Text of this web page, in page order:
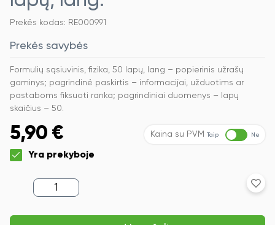
Prekės kodas: RE000991
Prekės savybės
Formulių sąsiuvinis, fizika, 50 lapų, lang – popierinis užrašų
gaminys; pagrindinė paskirtis – informacijai, užduotims ar
pastaboms fiksuoti ranka; pagrindiniai duomenys – lapų
skaičius – 50.
5,90 € Kaina su PVM Taip Ne
Yra prekyboje
produkto
kiekis:
sąsiuvinis,